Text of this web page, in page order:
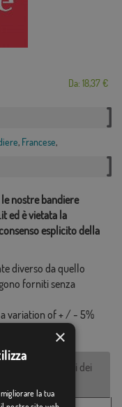
Da: 18,37 €
, Francese,
nostre bandiere
ed è vietata la
esplicito della
diverso da quello
forniti senza
variation of + / - 5%
Recensioni dei
×
la tua